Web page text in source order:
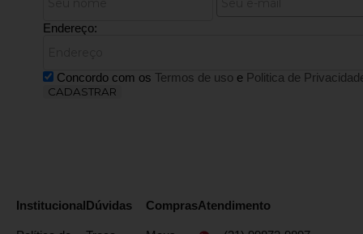
Endereço:
Concordo com os Termos de uso e Politica de
CADASTRAR
InstitucionalDúvidas ComprasAtendimento